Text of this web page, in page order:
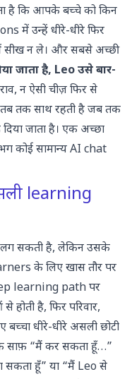
है कि आपके बच्चे को किन
में उन्हें धीरे-धीरे फिर
सीख न ले। और सबसे अच्छी
जाता है, Leo उसे बार-
न ऐसी चीज़ फिर से
तब तक साथ रहती है जब तक
जाता है। एक अच्छा
कोई सामान्य AI chat
learning
लग सकती है, लेकिन उसके
के लिए खास तौर पर
learning path पर
है, फिर परिवार,
धीरे-धीरे असली छोटी
साफ़ “मैं कर सकता हूँ…”
सकता हूँ” या “मैं Leo से